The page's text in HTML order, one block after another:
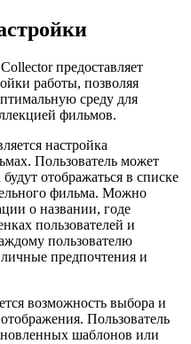
предоставляет
работы, позволяя
среду для
фильмов.
настройка
Пользователь может
отображаться в списке
фильма. Можно
о названии, годе
пользователей и
пользователю
предпочтения и
возможность выбора и
Пользователь
шаблонов или